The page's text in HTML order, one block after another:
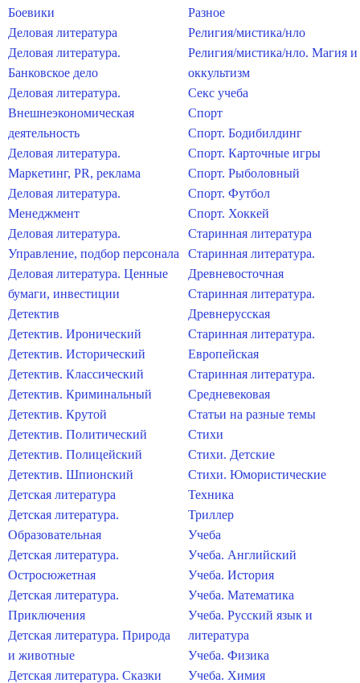
Боевики
Деловая литература
Деловая литература.
Банковское дело
Деловая литература.
Внешнеэкономическая
деятельность
Деловая литература.
Маркетинг, PR, реклама
Деловая литература.
Менеджмент
Деловая литература.
Управление, подбор персонала
Деловая литература. Ценные
бумаги, инвестиции
Детектив
Детектив. Иронический
Детектив. Исторический
Детектив. Классический
Детектив. Криминальный
Детектив. Крутой
Детектив. Политический
Детектив. Полицейский
Детектив. Шпионский
Детская литература
Детская литература.
Образовательная
Детская литература.
Остросюжетная
Детская литература.
Приключения
Детская литература. Природа
и животные
Детская литература. Сказки
Разное
Религия/мистика/нло
Религия/мистика/нло. Магия и
оккультизм
Секс учеба
Спорт
Спорт. Бодибилдинг
Спорт. Карточные игры
Спорт. Рыболовный
Спорт. Футбол
Спорт. Хоккей
Старинная литература
Старинная литература.
Древневосточная
Старинная литература.
Древнерусская
Старинная литература.
Европейская
Старинная литература.
Средневековая
Статьи на разные темы
Стихи
Стихи. Детские
Стихи. Юмористические
Техника
Триллер
Учеба
Учеба. Английский
Учеба. История
Учеба. Математика
Учеба. Русский язык и
литература
Учеба. Физика
Учеба. Химия